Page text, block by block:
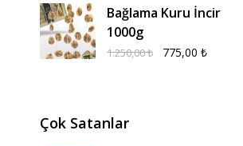
Bağlama Kuru İncir
1000g
1.250,00₺ 775,00 ₺
Çok Satanlar